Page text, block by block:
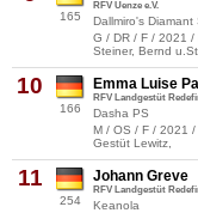
165
RFV Uenze e.V.
Dallmiro's Diamant
G / DR / F / 2021 /
Steiner, Bernd
10
166
Emma Luise
RFV Landgestüt
Dasha PS
M / OS / F / 2021
Gestüt Lewitz,
11
254
Johann Greve
RFV Landgestüt
Keanola